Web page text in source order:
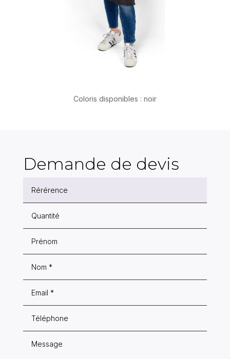
Coloris disponibles : noir
Demande de devis